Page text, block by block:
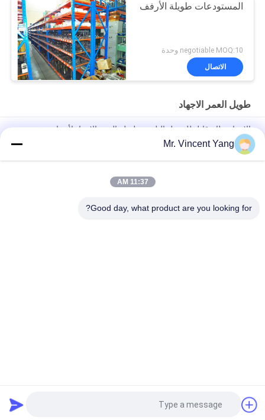
المستودعات طويلة الأرفف
negotiable MOQ:10 وحدة
الاتصال
طويل العمر الاجهاد
الاجهاد نظام قابل للتعديل البليت، طويلة العمر الاجهاد لأجزاء صغيرة
المناولة
الصناعية طويلة تمتد الأرفف للمواد الضخمة ، رفوف معدنية الثقيلة
200KG المستودعات طويلة العمر الاجهاد للشركات الصغيرة /
Mr. Vincent Yang
11:37 AM
Good day, what product are you looking for?